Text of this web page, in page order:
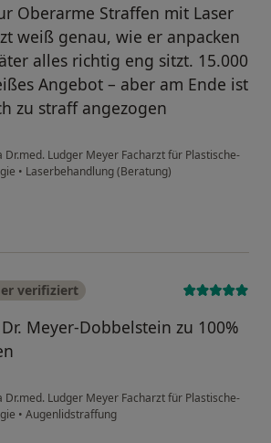
Oberarme Straffen mit Laser
weiß genau, wie er anpacken
alles richtig eng sitzt. 15.000
Angebot – aber am Ende ist
zu straff angezogen
Dr.med. Ludger Meyer Facharzt für Plastische-
• Laserbehandlung (Beratung)
verifiziert
Meyer-Dobbelstein zu 100%
Dr.med. Ludger Meyer Facharzt für Plastische-
• Augenlidstraffung